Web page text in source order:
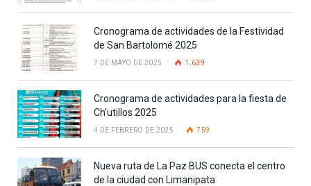
Cronograma de actividades de la Festividad
de San Bartolomé 2025
7 DE MAYO DE 2025 1.639
Cronograma de actividades para la fiesta de
Ch’utillos 2025
4 DE FEBRERO DE 2025 759
Nueva ruta de La Paz BUS conecta el centro
de la ciudad con Limanipata